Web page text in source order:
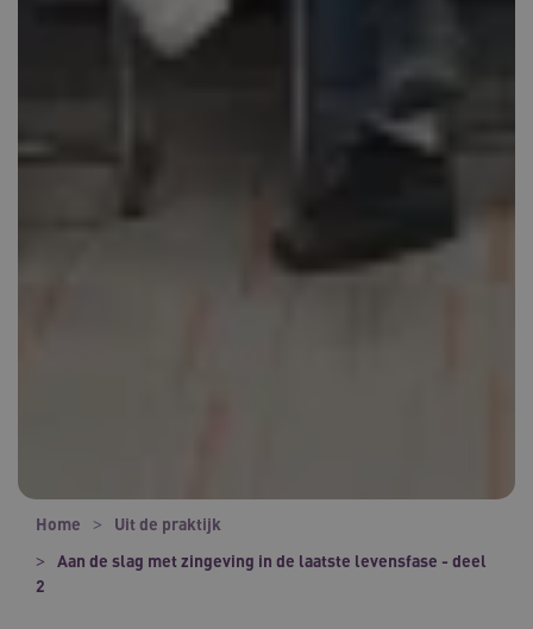
Home
Uit de praktijk
Aan de slag met zingeving in de laatste levensfase - deel
2